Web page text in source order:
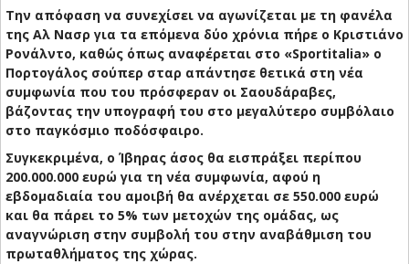
Την απόφαση να συνεχίσει να αγωνίζεται με τη φανέλα
της Αλ Νασρ για τα επόμενα δύο χρόνια πήρε ο Κριστιάνο
Ρονάλντο, καθώς όπως αναφέρεται στο «Sportitalia» ο
Πορτογάλος σούπερ σταρ απάντησε θετικά στη νέα
συμφωνία που του πρόσφεραν οι Σαουδάραβες,
βάζοντας την υπογραφή του στο μεγαλύτερο συμβόλαιο
στο παγκόσμιο ποδόσφαιρο.
Συγκεκριμένα, ο Ίβηρας άσος θα εισπράξει περίπου
200.000.000 ευρώ για τη νέα συμφωνία, αφού η
εβδομαδιαία του αμοιβή θα ανέρχεται σε 550.000 ευρώ
και θα πάρει το 5% των μετοχών της ομάδας, ως
αναγνώριση στην συμβολή του στην αναβάθμιση του
πρωταθλήματος της χώρας.